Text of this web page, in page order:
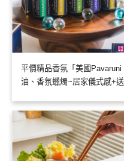
平價精品香氛「美國
油、香氛蠟燭~居家儀式感+